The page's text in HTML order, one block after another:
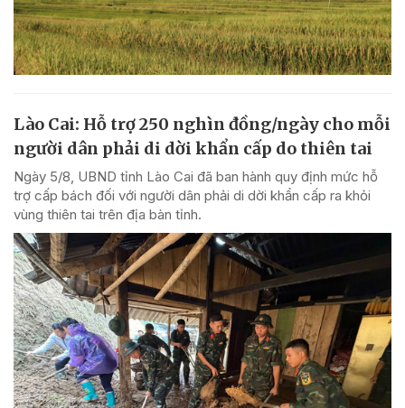
Lào Cai: Hỗ trợ 250 nghìn đồng/ngày cho mỗi
người dân phải di dời khẩn cấp do thiên tai
Ngày 5/8, UBND tỉnh Lào Cai đã ban hành quy định mức hỗ
trợ cấp bách đối với người dân phải di dời khẩn cấp ra khỏi
vùng thiên tai trên địa bàn tỉnh.